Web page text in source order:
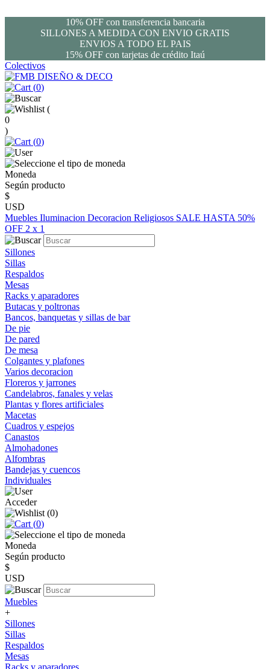
10% OFF con transferencia bancaria
SILLONES A MEDIDA CON ENVIO GRATIS
ENVIOS A TODO EL PAIS
15% OFF con tarjetas de crédito Itaú
Colectivos
(0)
(
0
)
(0)
Moneda
Según producto
$
USD
Muebles Iluminacion Decoracion Religiosos SALE HASTA 50%
OFF 2 x 1
Sillones
Sillas
Respaldos
Mesas
Racks y aparadores
Butacas y poltronas
Bancos, banquetas y sillas de bar
De pie
De pared
De mesa
Colgantes y plafones
Varios decoracion
Floreros y jarrones
Candelabros, fanales y velas
Plantas y flores artificiales
Macetas
Cuadros y espejos
Canastos
Almohadones
Alfombras
Bandejas y cuencos
Individuales
Acceder
(0)
(0)
Moneda
Según producto
$
USD
Muebles
+
Sillones
Sillas
Respaldos
Mesas
Racks y aparadores